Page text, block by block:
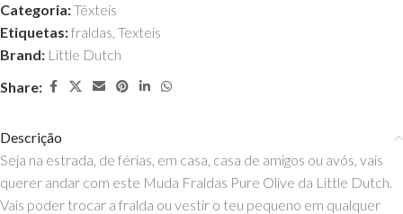
Categoria:Têxteis
Etiquetas:fraldas, Texteis
Brand: Little Dutch
Share:
Descrição
Seja na estrada, de férias, em casa, casa de amigos ou avós, vais
querer andar com este Muda Fraldas Pure Olive da Little Dutch.
Vais poder trocar a fralda ou vestir o teu pequeno em qualquer